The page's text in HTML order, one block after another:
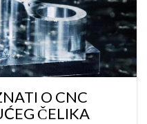
O CNC
ČELIKA